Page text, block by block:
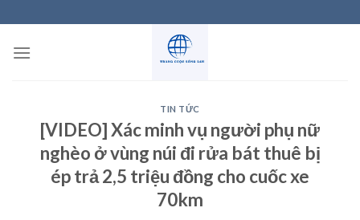
to
content
TIN TỨC
[VIDEO] Xác minh vụ người phụ nữ
nghèo ở vùng núi đi rửa bát thuê bị
ép trả 2,5 triệu đồng cho cuốc xe
70km